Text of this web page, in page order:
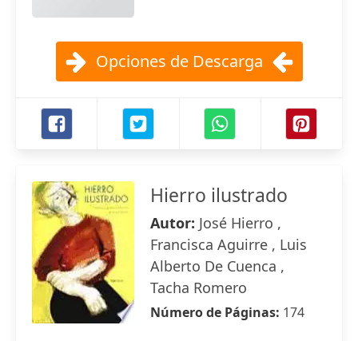
Opciones de Descarga
Hierro ilustrado
Autor: José Hierro ,
Francisca Aguirre , Luis
Alberto De Cuenca ,
Tacha Romero
Número de Páginas: 174